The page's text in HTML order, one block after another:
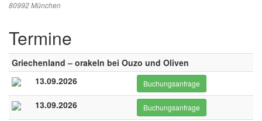
80992 München
Termine
Griechenland – orakeln bei Ouzo und Oliven
13.09.2026
Buchungsanfrage
13.09.2026 Buchungsanfrage